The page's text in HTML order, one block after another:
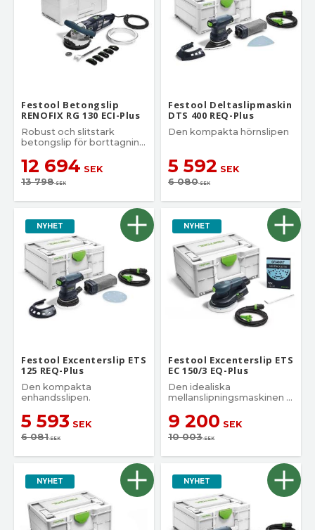
Festool Betongslip
RENOFIX RG 130 ECI-Plus
Robust och slitstark
betongslip för borttagning
och parkettlim
12 694 SEK
13 798SEK
Festool Deltaslipmaskin
DTS 400 REQ-Plus
Den kompakta hörnslipen
5 592 SEK
6 080SEK
Festool Excenterslip ETS
125 REQ-Plus
Den kompakta
enhandsslipen.
5 593 SEK
6 081SEK
NYHET
Festool Excenterslip ETS
EC 150/3 EQ-Plus
Den idealiska
mellanslipningsmaskinen i
9 200 SEK
10 003SEK
NYHET
NYHET NYHET